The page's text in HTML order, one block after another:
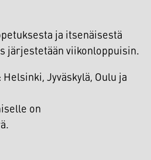
ja itsenäisestä
järjestetään viikonloppuisin.
Jyväskylä, Oulu ja
on